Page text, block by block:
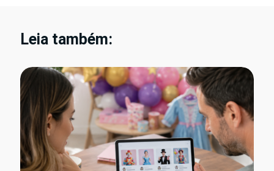
Leia também: